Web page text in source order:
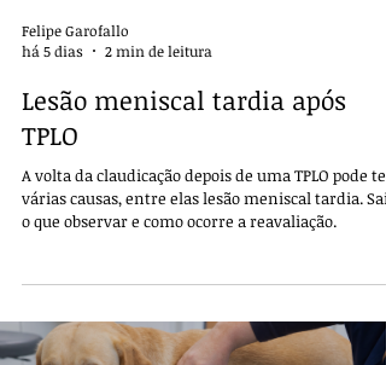
há 5 dias
2 min de leitura
Lesão meniscal tardia após
várias causas, entre elas lesão meniscal tardia.
o que observar e como ocorre a reavaliação.